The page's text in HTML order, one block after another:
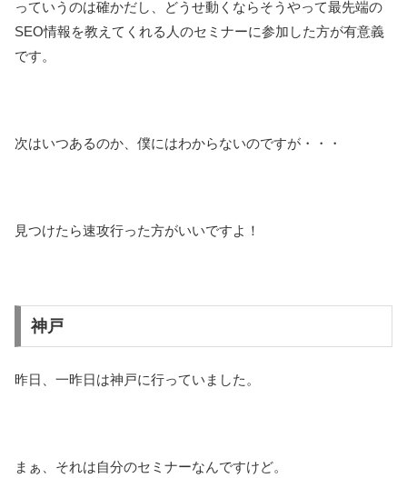
っていうのは確かだし、どうせ動くならそうやって最先端の
SEO情報を教えてくれる人のセミナーに参加した方が有意義
です。
次はいつあるのか、僕にはわからないのですが・・・
見つけたら速攻行った方がいいですよ！
神戸
昨日、一昨日は神戸に行っていました。
まぁ、それは自分のセミナーなんですけど。